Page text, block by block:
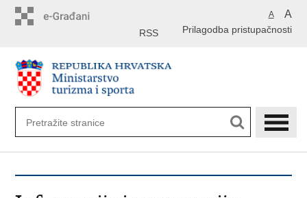
A A
Prilagodba pristupačnosti
RSS